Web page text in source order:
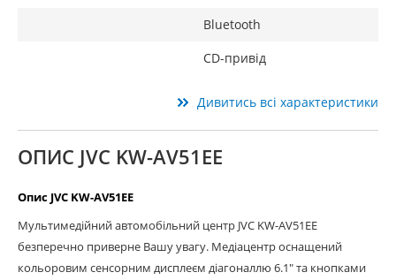
Bluetooth
CD-привід
Дивитись всі характеристики
ОПИС JVC KW-AV51EE
Опис JVC KW-AV51EE
Мультимедійний автомобільний центр JVC KW-AV51EE
безперечно приверне Вашу увагу. Медіацентр оснащений
кольоровим сенсорним дисплеєм діагоналлю 6.1" та кнопками